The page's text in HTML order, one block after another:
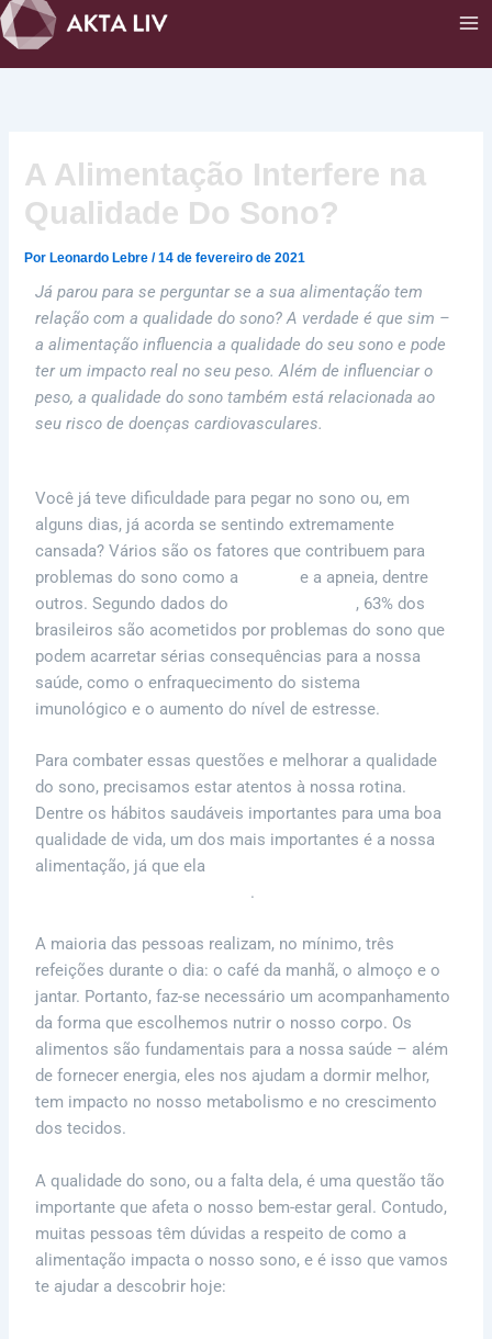
Ir
para
o
A Alimentação Interfere na
Qualidade Do Sono?
Por Leonardo Lebre/14 de fevereiro de 2021
Já parou para se perguntar se a sua alimentação tem
relação com a qualidade do sono? A verdade é que sim –
a alimentação influencia a qualidade do seu sono e pode
ter um impacto real no seu peso. Além de influenciar o
peso, a qualidade do sono também está relacionada ao
seu risco de doenças cardiovasculares.
Você já teve dificuldade para pegar no sono ou, em
alguns dias, já acorda se sentindo extremamente
cansada? Vários são os fatores que contribuem para
problemas do sono como a
e a apneia, dentre
outros. Segundo dados do
, 63% dos
brasileiros são acometidos por problemas do sono que
podem acarretar sérias consequências para a nossa
saúde, como o enfraquecimento do sistema
imunológico e o aumento do nível de estresse.
Para combater essas questões e melhorar a qualidade
do sono, precisamos estar atentos à nossa rotina.
Dentre os hábitos saudáveis importantes para uma boa
qualidade de vida, um dos mais importantes é a nossa
alimentação, já que ela
.
A maioria das pessoas realizam, no mínimo, três
refeições durante o dia: o café da manhã, o almoço e o
jantar. Portanto, faz-se necessário um acompanhamento
da forma que escolhemos nutrir o nosso corpo. Os
alimentos são fundamentais para a nossa saúde – além
de fornecer energia, eles nos ajudam a dormir melhor,
tem impacto no nosso metabolismo e no crescimento
dos tecidos.
A qualidade do sono, ou a falta dela, é uma questão tão
importante que afeta o nosso bem-estar geral. Contudo,
muitas pessoas têm dúvidas a respeito de como a
alimentação impacta o nosso sono, e é isso que vamos
te ajudar a descobrir hoje: